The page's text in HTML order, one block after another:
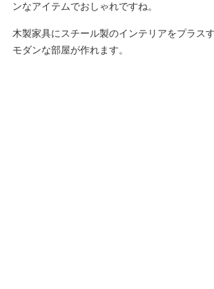
ンなアイテムでおしゃれですね。
木製家具にスチール製のインテリアをプラス
モダンな部屋が作れます。